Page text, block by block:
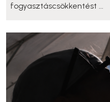
fogyasztáscsökkentést ...